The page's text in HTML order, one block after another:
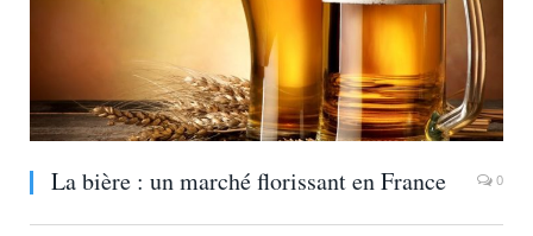
La bière : un marché florissant en France 0